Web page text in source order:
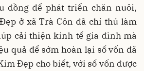
đồng để phát triển chăn nuôi,
ở xã Trà Côn đã chí thú làm
cải thiện kinh tế gia đình mà
quả để sớm hoàn lại số vốn đã
Đẹp cho biết, với số vốn được